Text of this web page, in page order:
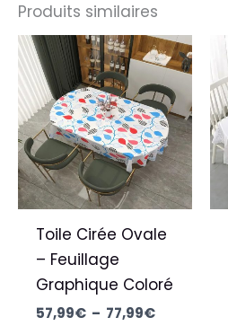
Produits similaires
Toile Cirée Ovale
– Feuillage
Graphique Coloré
57,99€ – 77,99€
Plage
de
prix :
57,99€
à
77,99€